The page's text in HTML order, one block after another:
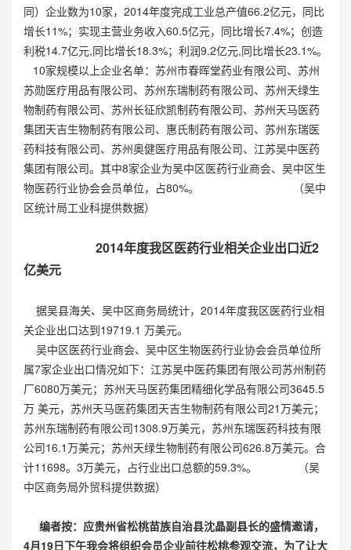
同）企业数为10家，2014年度完成工业总产值66.2亿元，同比
增长11%；实现主营业务收入60.5亿元，同比增长7.4%；创造
利税14.7亿元,同比增长18.3%；利润9.2亿元,同比增长23.1%。
10家规模以上企业名单：苏州市春晖堂药业有限公司、苏州
苏勋医疗用品有限公司、苏州东瑞制药有限公司、苏州天绿生
物制药有限公司、苏州长征欣凯制药有限公司、苏州天马医药
集团天吉生物制药有限公司、惠氏制药有限公司、苏州东瑞医
药科技有限公司、苏州奥健医疗用品有限公司、江苏吴中医药
集团有限公司。其中8家企业为吴中区医药行业商会、吴中区生
物医药行业协会会员单位，占80%。 （吴中
区统计局工业科提供数据）
2014年度我区医药行业相关企业出口近2
亿美元
据吴县海关、吴中区商务局统计，2014年度我区医药行业相
关企业出口达到19719.1 万美元。
吴中区医药行业商会、吴中区生物医药行业协会会员单位所
属7家企业出口情况如下：江苏吴中医药集团有限公司苏州制药
厂6080万美元；苏州天马医药集团精细化学品有限公司3645.5
万 美元，苏州天马医药集团天吉生物制药有限公司21万美元；
苏州东瑞制药有限公司1308.9万美元，苏州东瑞医药科技有限
公司16.1万美元；苏州天绿生物制药有限公司626.8万美元。合
计11698。3万美元，占行业出口总额的59.3%。 （吴
中区商务局外贸科提供数据）
编者按：应贵州省松桃苗族自治县沈晶副县长的盛情邀请，
4月19日下午我会将组织会员企业前往松桃参观交流，为了让大